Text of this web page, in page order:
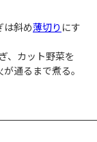
は斜め薄切り にす
、カット野菜を
通るまで煮る。